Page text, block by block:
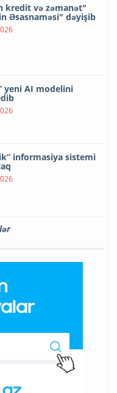
kredit və zəmanət"
Əsasnaməsi" dəyişib
yeni AI modelini
informasiya sistemi